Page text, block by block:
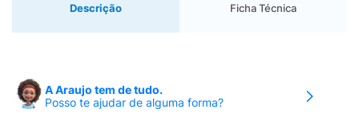
Descrição Ficha Técnica
A Araujo tem de tudo.
Posso te ajudar de alguma forma?